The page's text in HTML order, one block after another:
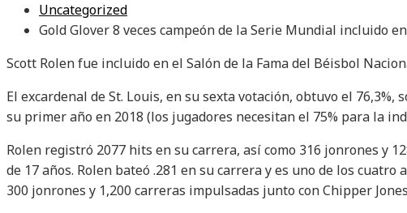
Uncategorized
Gold Glover 8 veces campeón de la Serie Mundial incluido
Scott Rolen fue incluido en el Salón de la Fama del Béisbol
El excardenal de St. Louis, en su sexta votación, obtuvo el 76,3%,
su primer año en 2018 (los jugadores necesitan el 75% para la
Rolen registró 2077 hits en su carrera, así como 316 jonrones y
de 17 años. Rolen bateó .281 en su carrera y es uno de los cuatro
300 jonrones y 1,200 carreras impulsadas junto con Chipper